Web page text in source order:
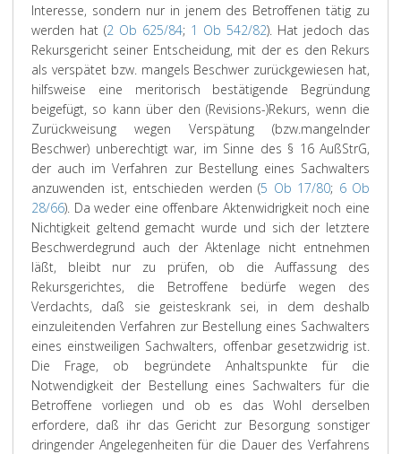
Interesse, sondern nur in jenem des Betroffenen tätig zu
werden hat (2 Ob 625/84; 1 Ob 542/82). Hat jedoch das
Rekursgericht seiner Entscheidung, mit der es den Rekurs
als verspätet bzw. mangels Beschwer zurückgewiesen hat,
hilfsweise eine meritorisch bestätigende Begründung
beigefügt, so kann über den (Revisions-)Rekurs, wenn die
Zurückweisung wegen Verspätung (bzw.mangelnder
Beschwer) unberechtigt war, im Sinne des § 16 AußStrG,
der auch im Verfahren zur Bestellung eines Sachwalters
anzuwenden ist, entschieden werden (5 Ob 17/80; 6 Ob
28/66). Da weder eine offenbare Aktenwidrigkeit noch eine
Nichtigkeit geltend gemacht wurde und sich der letztere
Beschwerdegrund auch der Aktenlage nicht entnehmen
läßt, bleibt nur zu prüfen, ob die Auffassung des
Rekursgerichtes, die Betroffene bedürfe wegen des
Verdachts, daß sie geisteskrank sei, in dem deshalb
einzuleitenden Verfahren zur Bestellung eines Sachwalters
eines einstweiligen Sachwalters, offenbar gesetzwidrig ist.
Die Frage, ob begründete Anhaltspunkte für die
Notwendigkeit der Bestellung eines Sachwalters für die
Betroffene vorliegen und ob es das Wohl derselben
erfordere, daß ihr das Gericht zur Besorgung sonstiger
dringender Angelegenheiten für die Dauer des Verfahrens